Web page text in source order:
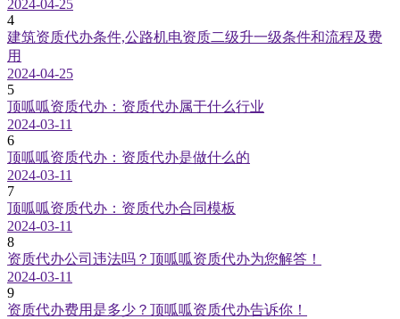
2024-04-25
4
建筑资质代办条件,公路机电资质二级升一级条件和流程及费
用
2024-04-25
5
顶呱呱资质代办：资质代办属于什么行业
2024-03-11
6
顶呱呱资质代办：资质代办是做什么的
2024-03-11
7
顶呱呱资质代办：资质代办合同模板
2024-03-11
8
资质代办公司违法吗？顶呱呱资质代办为您解答！
2024-03-11
9
资质代办费用是多少？顶呱呱资质代办告诉你！